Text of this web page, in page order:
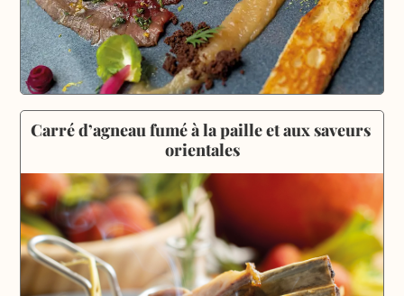
Carré d’agneau fumé à la paille et aux saveurs
orientales